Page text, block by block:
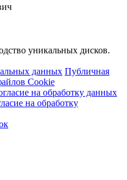
уникальных дисков.
данных Публичная
Cookie
на обработку данных
на обработку